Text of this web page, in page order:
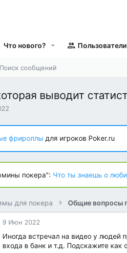
Что нового? Пользователи
Поиск сообщений
выводит
фрироллы для игроков Poker.ru
покера": Что ты знаешь о
для покера Общие вопросы
9 Июн 2022
Иногда встречал на видео у людей
входа в банк и т.д. Подскажите как